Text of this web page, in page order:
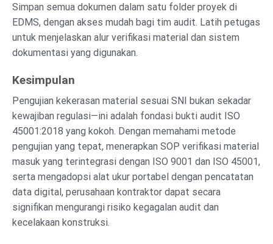
Simpan semua dokumen dalam satu folder proyek di
EDMS, dengan akses mudah bagi tim audit. Latih petugas
untuk menjelaskan alur verifikasi material dan sistem
dokumentasi yang digunakan.
Kesimpulan
Pengujian kekerasan material sesuai SNI bukan sekadar
kewajiban regulasi—ini adalah fondasi bukti audit ISO
45001:2018 yang kokoh. Dengan memahami metode
pengujian yang tepat, menerapkan SOP verifikasi material
masuk yang terintegrasi dengan ISO 9001 dan ISO 45001,
serta mengadopsi alat ukur portabel dengan pencatatan
data digital, perusahaan kontraktor dapat secara
signifikan mengurangi risiko kegagalan audit dan
kecelakaan konstruksi.